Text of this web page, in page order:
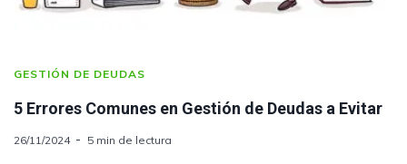
GESTIÓN DE DEUDAS
5 Errores Comunes en Gestión de Deudas a Evitar
26/11/2024 5 min de lectura